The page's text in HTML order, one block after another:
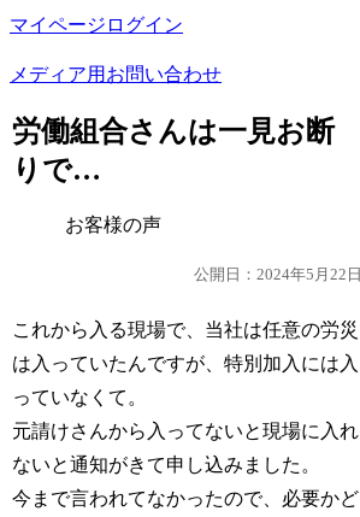
マイページログイン
メディア用お問い合わせ
労働組合さんは一見お断
りで…
お客様の声
公開日：2024年5月22日
これから入る現場で、当社は任意の労災
は入っていたんですが、特別加入には入
っていなくて。
元請けさんから入ってないと現場に入れ
ないと通知がきて申し込みました。
今まで言われてなかったので、必要かど